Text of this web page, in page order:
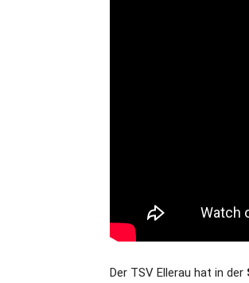
Der TSV Ellerau hat in der